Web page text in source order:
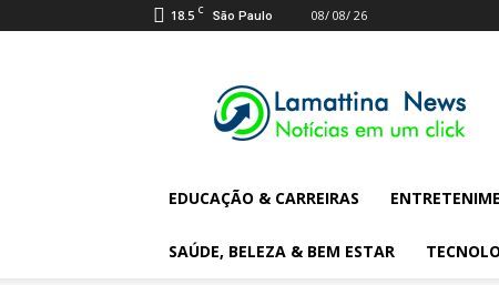
18.5 C São Paulo 08/ 08/ 26
Digital
News
EDUCAÇÃO & CARREIRAS
SAÚDE, BELEZA & BEM ESTAR